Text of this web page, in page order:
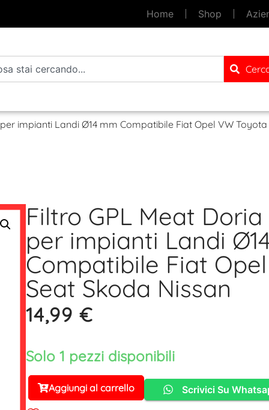
Home Shop
impianti Landi Ø14 mm Compatibile Fiat Opel VW
Filtro GPL Meat
per impianti Landi
Compatibile Fiat
Seat Skoda Nissan
14,99€
Solo 1 pezzi disponibili
Aggiungi al carrello
Alternative:
Scrivici Su